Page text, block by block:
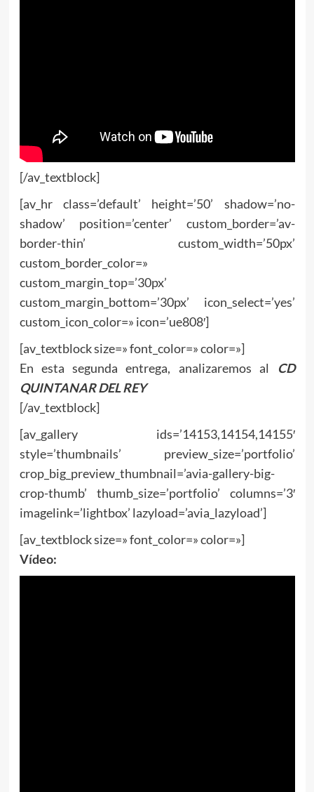
[/av_textblock]
[av_hr class=’default’ height=’50’ shadow=’no-
shadow’ position=’center’ custom_border=’av-
border-thin’ custom_width=’50px’
custom_border_color=»
custom_margin_top=’30px’
custom_margin_bottom=’30px’ icon_select=’yes’
custom_icon_color=» icon=’ue808′]
[av_textblock size=» font_color=» color=»]
En esta segunda entrega, analizaremos al CD
QUINTANAR DEL REY
[/av_textblock]
[av_gallery ids=’14153,14154,14155′
style=’thumbnails’ preview_size=’portfolio’
crop_big_preview_thumbnail=’avia-gallery-big-
crop-thumb’ thumb_size=’portfolio’ columns=’3′
imagelink=’lightbox’ lazyload=’avia_lazyload’]
[av_textblock size=» font_color=» color=»]
Vídeo: